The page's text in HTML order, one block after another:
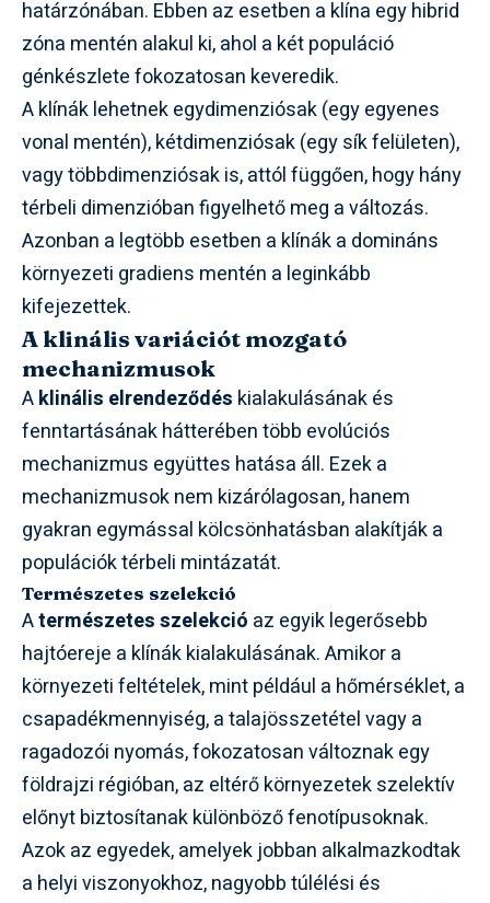
határzónában. Ebben az esetben a klína egy hibrid
zóna mentén alakul ki, ahol a két populáció
génkészlete fokozatosan keveredik.
A klínák lehetnek egydimenziósak (egy egyenes
vonal mentén), kétdimenziósak (egy sík felületen),
vagy többdimenziósak is, attól függően, hogy hány
térbeli dimenzióban figyelhető meg a változás.
Azonban a legtöbb esetben a klínák a domináns
környezeti gradiens mentén a leginkább
kifejezettek.
A klinális variációt mozgató
mechanizmusok
Aklinális elrendeződés kialakulásának és
fenntartásának hátterében több evolúciós
mechanizmus együttes hatása áll. Ezek a
mechanizmusok nem kizárólagosan, hanem
gyakran egymással kölcsönhatásban alakítják a
populációk térbeli mintázatát.
Természetes szelekció
Atermészetes szelekció az egyik legerősebb
hajtóereje a klínák kialakulásának. Amikor a
környezeti feltételek, mint például a hőmérséklet, a
csapadékmennyiség, a talajösszetétel vagy a
ragadozói nyomás, fokozatosan változnak egy
földrajzi régióban, az eltérő környezetek szelektív
előnyt biztosítanak különböző fenotípusoknak.
Azok az egyedek, amelyek jobban alkalmazkodtak
a helyi viszonyokhoz, nagyobb túlélési és